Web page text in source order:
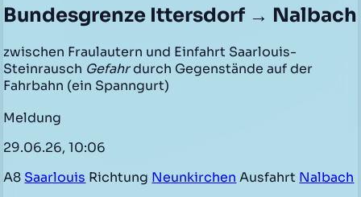
Bundesgrenze Ittersdorf → Nalbach
zwischen Fraulautern und Einfahrt Saarlouis-
Steinrausch Gefahrdurch Gegenstände auf der
Fahrbahn (ein Spanngurt)
Meldung
29.06.26, 10:06
A8 Saarlouis Richtung Neunkirchen Ausfahrt Nalbach